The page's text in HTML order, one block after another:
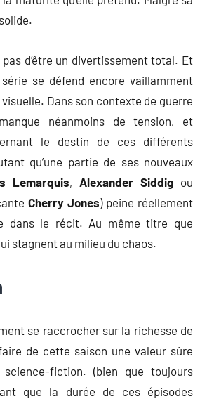
pas d’être un divertissement total. Et
se défend encore vaillamment
Dans son contexte de guerre
néanmoins de tension, et
le destin de ces différents
qu’une partie de ses nouveaux
Lemarquis, Alexander Siddig ou
Cherry Jones) peine réellement
dans le récit. Au même titre que
stagnent au milieu du chaos.
se raccrocher sur la richesse de
de cette saison une valeur sûre
fiction. (bien que toujours
que la durée de ces épisodes